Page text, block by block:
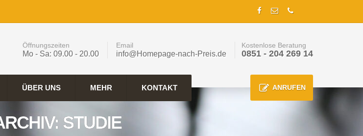
Öffnungszeiten
Mo - Sa: 09.00 - 20.00
Email
info@Homepage-nach-Preis.de
Kostenlose Beratung
0851 - 204 269 14
ÜBER UNS MEHR KONTAKT ANRUFEN
STUDIE